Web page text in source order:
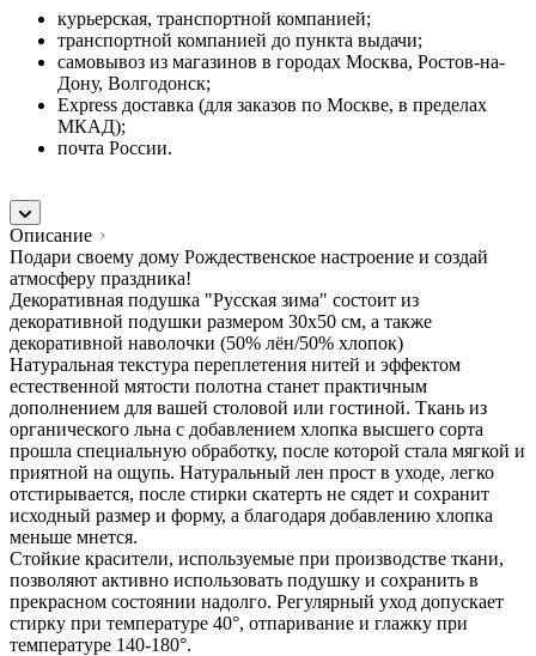
курьерская, транспортной компанией;
транспортной компанией до пункта выдачи;
самовывоз из магазинов в городах Москва, Ростов-на-
Дону, Волгодонск;
Express доставка (для заказов по Москве, в пределах
МКАД);
почта России.
Описание
Подари своему дому Рождественское настроение и создай
атмосферу праздника!
Декоративная подушка "Русская зима" состоит из
декоративной подушки размером 30х50 см, а также
декоративной наволочки (50% лён/50% хлопок)
Натуральная текстура переплетения нитей и эффектом
естественной мятости полотна станет практичным
дополнением для вашей столовой или гостиной. Ткань из
органического льна с добавлением хлопка высшего сорта
прошла специальную обработку, после которой стала мягкой и
приятной на ощупь. Натуральный лен прост в уходе, легко
отстирывается, после стирки скатерть не сядет и сохранит
исходный размер и форму, а благодаря добавлению хлопка
меньше мнется.
Стойкие красители, используемые при производстве ткани,
позволяют активно использовать подушку и сохранить в
прекрасном состоянии надолго. Регулярный уход допускает
стирку при температуре 40°, отпаривание и глажку при
температуре 140-180°.